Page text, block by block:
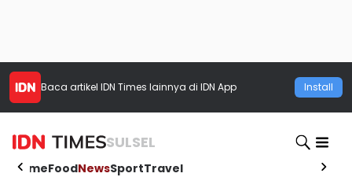
Baca artikel IDN Times lainnya di IDN App Install
SULSEL
HomeFoodNewsSportTravel